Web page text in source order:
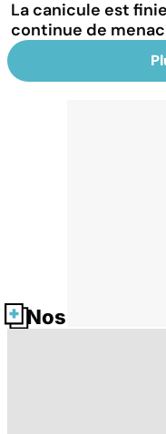
La canicule est
continue de
Nos fiches